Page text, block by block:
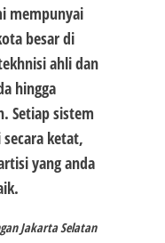
mempunyai
besar di
ahli dan
hingga
Setiap sistem
ketat,
yang anda
Jakarta Selatan